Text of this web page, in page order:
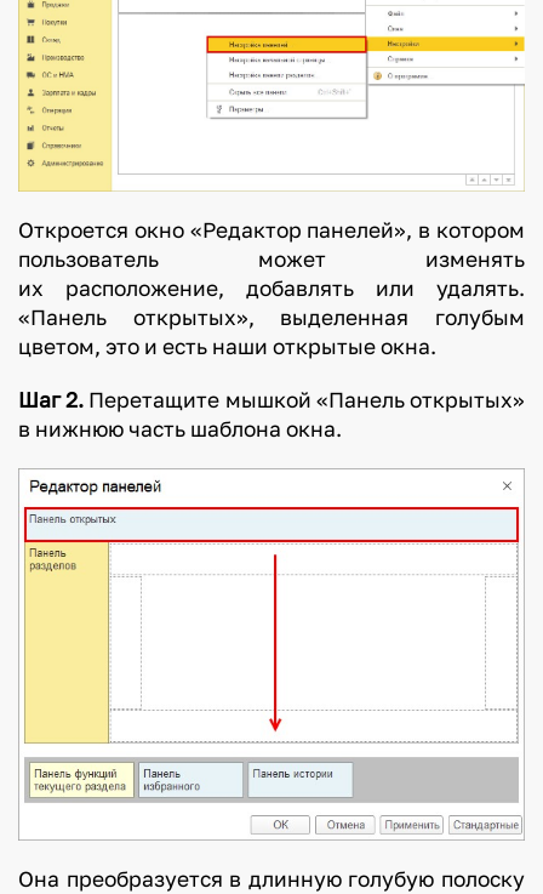
Откроется окно «Редактор панелей», в котором
пользователь может изменять
их расположение, добавлять или удалять.
«Панель открытых», выделенная голубым
цветом, это и есть наши открытые окна.
Шаг 2. Перетащите мышкой «Панель открытых»
в нижнюю часть шаблона окна.
Она преобразуется в длинную голубую полоску